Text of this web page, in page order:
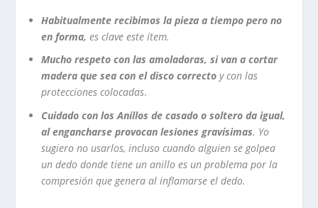
Habitualmente recibimos la pieza a tiempo pero no
en forma, es clave este ítem.
Mucho respeto con las amoladoras, si van a cortar
madera que sea con el disco correcto y con las
protecciones colocadas.
Cuidado con los Anillos de casado o soltero da igual,
al engancharse provocan lesiones gravísimas. Yo
sugiero no usarlos, incluso cuando alguien se golpea
un dedo donde tiene un anillo es un problema por la
compresión que genera al inflamarse el dedo.